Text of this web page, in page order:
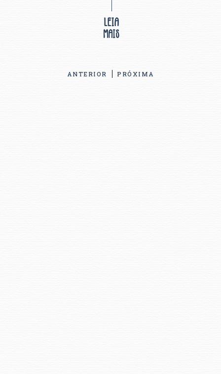
ANTERIOR PRÓXIMA